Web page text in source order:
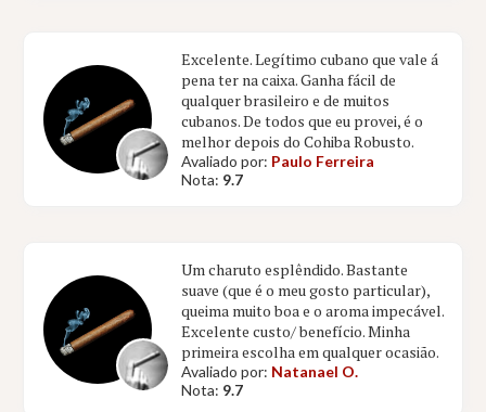
Excelente. Legítimo cubano que vale á
pena ter na caixa. Ganha fácil de
qualquer brasileiro e de muitos
cubanos. De todos que eu provei, é o
melhor depois do Cohiba Robusto.
Avaliado por: Paulo Ferreira
Nota: 9.7
Um charuto esplêndido. Bastante
suave (que é o meu gosto particular),
queima muito boa e o aroma impecável.
Excelente custo/ benefício. Minha
primeira escolha em qualquer ocasião.
Avaliado por: Natanael O.
Nota: 9.7